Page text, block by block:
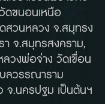
ดขนอนเหนือ
สวนหลวง จ.สมุทรง
า จ.สมุทรสงคราม,
ลวงพ่อจ่าง วัดเขื่อน
วรรณาราม
จ.นครปฐม เป็นต้นฯ